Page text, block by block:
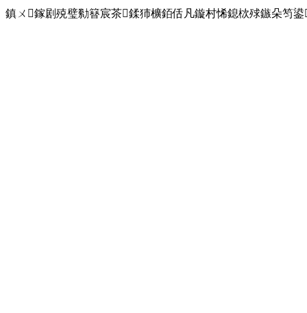
鎮ㄨ鎵剧殑璧勬簮宸茶鍒犻櫎銆佸凡鏇村悕鎴栨殏鏃朵笉